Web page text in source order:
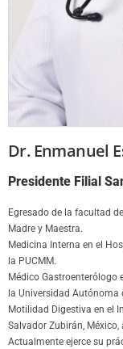
Dr. Enmanuel
Presidente Filial
Egresado de la facultad
Madre y Maestra.
Medicina Interna en el
la PUCMM.
Médico Gastroenterólogo
la Universidad Autónoma
Motilidad Digestiva en el
Salvador Zubirán, México,
Actualmente ejerce su